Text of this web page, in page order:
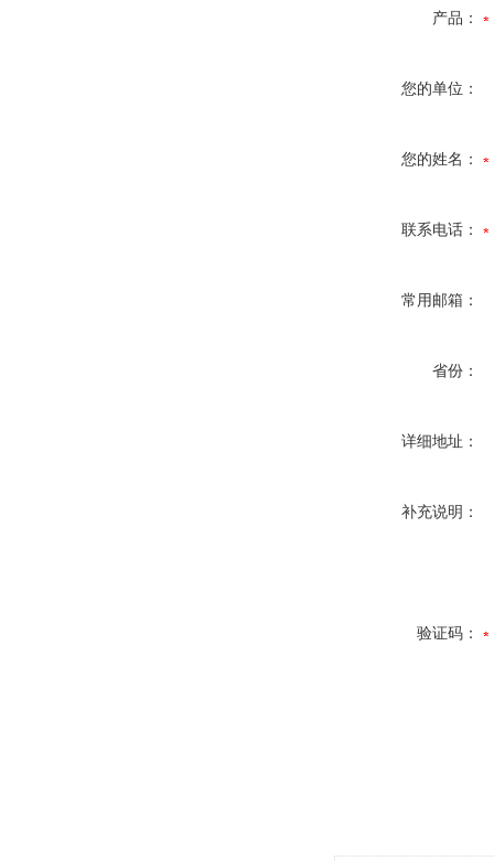
产品：
您的单位：
您的姓名：
联系电话：
常用邮箱：
省份：
详细地址：
补充说明：
验证码：